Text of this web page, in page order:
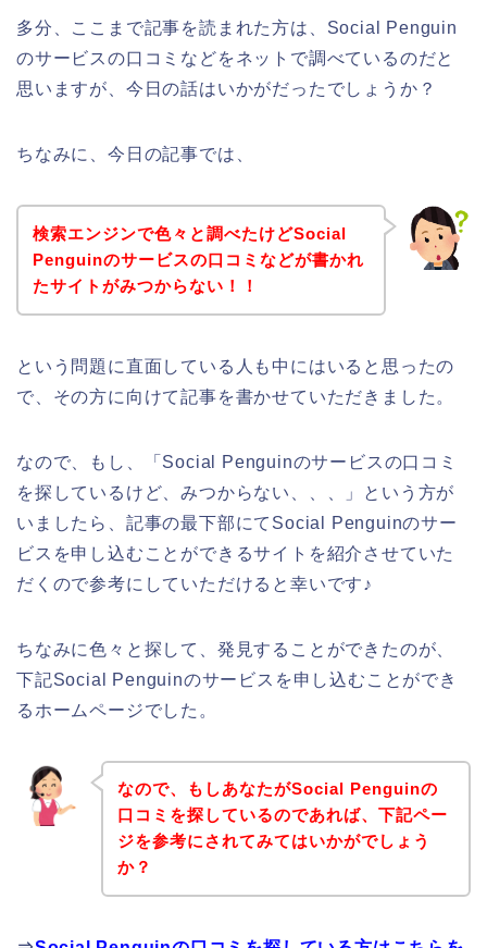
多分、ここまで記事を読まれた方は、Social Penguin
のサービスの口コミなどをネットで調べているのだと
思いますが、今日の話はいかがだったでしょうか？
ちなみに、今日の記事では、
検索エンジンで色々と調べたけどSocial
Penguinのサービスの口コミなどが書かれ
たサイトがみつからない！！
という問題に直面している人も中にはいると思ったの
で、その方に向けて記事を書かせていただきました。
なので、もし、「Social Penguinのサービスの口コミ
を探しているけど、みつからない、、、」という方が
いましたら、記事の最下部にてSocial Penguinのサー
ビスを申し込むことができるサイトを紹介させていた
だくので参考にしていただけると幸いです♪
ちなみに色々と探して、発見することができたのが、
下記Social Penguinのサービスを申し込むことができ
るホームページでした。
なので、もしあなたがSocial Penguinの
口コミを探しているのであれば、下記ペー
ジを参考にされてみてはいかがでしょう
か？